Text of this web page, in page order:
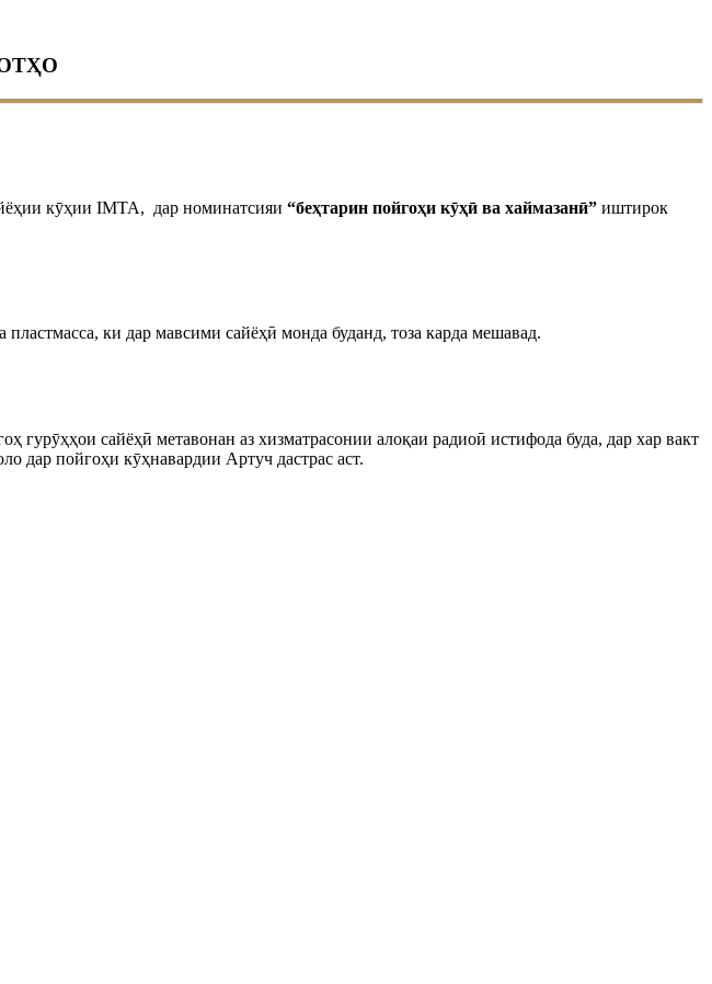
кӯҳии IMTA, дар номинатсияи “беҳтарин пойгоҳи кӯҳӣ ва хаймазанӣ” иштирок
ки дар мавсими сайёҳӣ монда буданд, тоза карда мешавад.
сайёҳӣ метавонан аз хизматрасонии алоқаи радиоӣ истифода буда, дар хар вакт
дар пойгоҳи кӯҳнавардии Артуч дастрас аст.